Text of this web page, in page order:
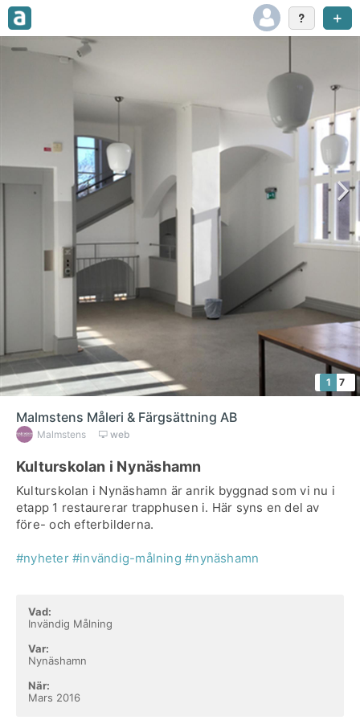
1 7
Malmstens Måleri & Färgsättning AB
Malmstens web
Kulturskolan i Nynäshamn
Kulturskolan i Nynäshamn är anrik byggnad som vi nu i
etapp 1 restaurerar trapphusen i. Här syns en del av
före- och efterbilderna.
#nyheter #invändig-målning #nynäshamn
Vad:
Invändig Målning
Var:
Nynäshamn
När:
Mars 2016